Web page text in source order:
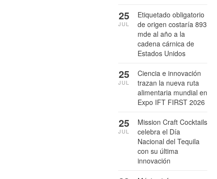
Etiquetado obligatorio
de origen costaría 893
mde al año a la
cadena cárnica de
Estados Unidos
25
JUL
Ciencia e innovación
trazan la nueva ruta
alimentaria mundial en
Expo IFT FIRST 2026
25
JUL
Mission Craft Cocktails
celebra el Día
Nacional del Tequila
con su última
innovación
25
JUL